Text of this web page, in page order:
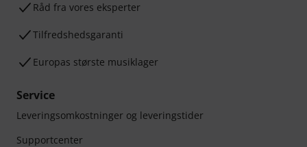
Råd fra vores eksperter
Tilfredshedsgaranti
Europas største musiklager
Service
Leveringsomkostninger og leveringstider
Supportcenter